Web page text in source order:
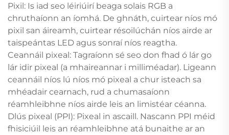
Pixil: Is iad seo léiriúirí beaga solais RGB a
chruthaíonn an íomhá. De ghnáth, cuirtear níos mó
pixil san áireamh, cuirtear résoilúchán níos airde ar
taispeántas LED agus sonraí níos reagtha.
Ceannáil pixeal: Tagraíonn sé seo don fhad ó lár go
lár idir pixeal (a mhaireannar i milliméadar). Ligeann
ceannáil níos lú níos mó pixeal a chur isteach sa
mhéadair cearnach, rud a chumasaíonn
réamhleibhne níos airde leis an limistéar céanna.
Dlús pixeal (PPI): Pixeal in ascaill. Nascann PPI méid
fhisiciúil leis an réamhleibhne atá bunaithe ar an